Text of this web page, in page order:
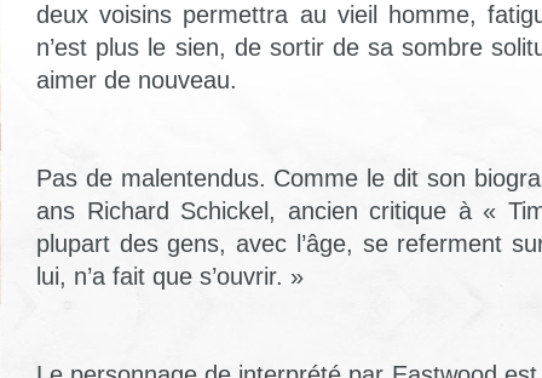
deux voisins permettra au vieil homme,
n’est plus le sien, de sortir de sa sombre
aimer de nouveau.
Pas de malentendus. Comme le dit son
ans Richard Schickel, ancien critique à «
plupart des gens, avec l’âge, se referment
lui, n’a fait que s’ouvrir. »